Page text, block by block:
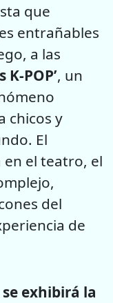
que
entrañables
a las
POP’, un
chicos y
El
el teatro, el
del
de
se exhibirá la